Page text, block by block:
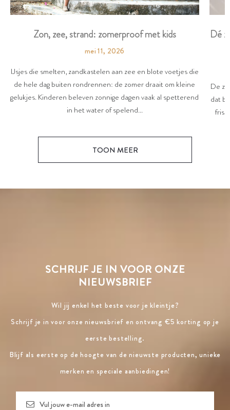
Zon, zee, strand: zomerproof met kids
mei 11, 2026
IJsjes die smelten, zandkastelen aan zee en blote voetjes die
de hele dag buiten rondrennen: de zomer draait om kleine
gelukjes. Kinderen beleven zonnige dagen vaak al spetterend
in het water of spelend...
Dé
De
dat
TOON MEER
SCHRIJF JE IN VOOR ONZE
NIEUWSBRIEF
Wil jij enkel het beste voor je kleintje?
Schrijf je in voor onze nieuwsbrief en ontvang €5 korting op je
eerste bestelling.
Blijf als eerste op de hoogte van de nieuwste producten, unieke
merken en speciale aanbiedingen!